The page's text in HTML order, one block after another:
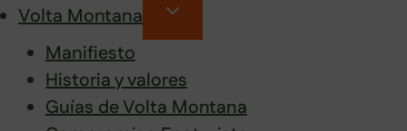
Volta Montana
Manifiesto
Historia y valores
Guías de Volta Montana